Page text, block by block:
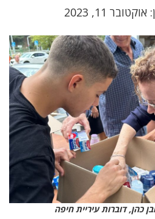
11, 2023
כהן, דוברות עיריית חיפה